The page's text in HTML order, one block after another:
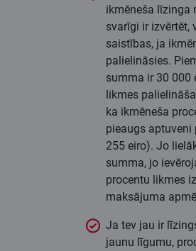
ikmēneša līzinga
svarīgi ir izvērtēt,
saistības, ja
palielināsies.
summa ir 30 000
likmes
ka ikmēneša
pieaugs aptuveni
255 eiro). Jo
summa, jo
procentu likmes
maksājuma
Ja tev jau ir
jaunu līgumu,